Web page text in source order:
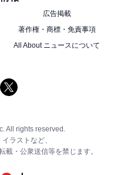
広告掲載
著作権・商標・免責事項
All About ニュースについて
All rights reserved.
ラストなど、
載・公衆送信等を禁じます。